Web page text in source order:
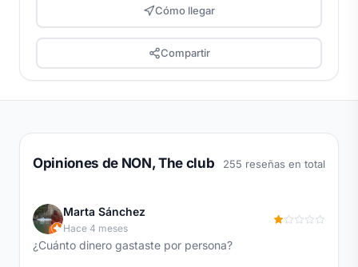
Cómo llegar
Compartir
Opiniones de NON, The club 255 reseñas en total
Marta Sánchez
Hace 4 meses
¿Cuánto dinero gastaste por persona?